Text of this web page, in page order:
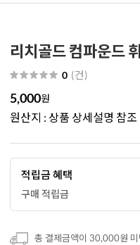
리치골드 컴파운드
0 (건)
5,000원
원산지 : 상품 상세설명 참조
적립금 혜택
구매 적립금
총 결제금액이 30,000원